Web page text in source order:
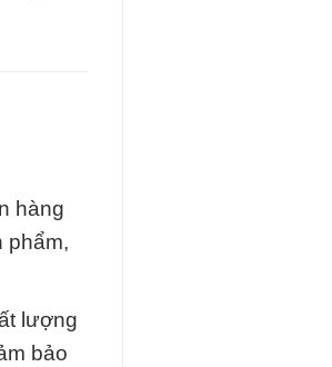
hàng
phẩm,
lượng
bảo